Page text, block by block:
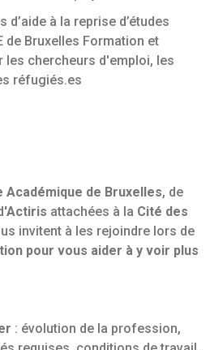
à la reprise d’études
de Bruxelles Formation et
les chercheurs d'emploi, les
réfugiés.es
Académique de Bruxelles, de
'Actiris attachées à la Cité des
invitent à les rejoindre lors de
pour vous aider à y voir plus
: évolution de la profession,